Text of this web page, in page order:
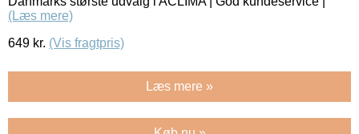
(Læs mere)
649 kr. (Vis fragtpris)
Læs mere »